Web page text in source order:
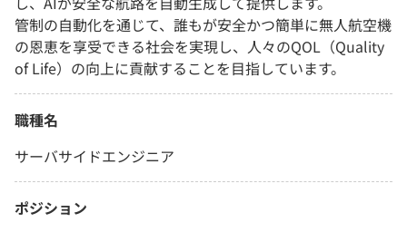
管制の自動化を通じて、誰もが安全かつ簡単に無人航空機
の恩恵を享受できる社会を実現し、人々のQOL（Quality
of Life）の向上に貢献することを目指しています。
職種名
サーバサイドエンジニア
ポジション